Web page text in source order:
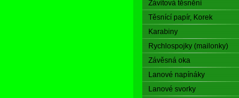
Závitová těsnění
Těsnící papír, Korek
Karabiny
Rychlospojky (mailonky)
Závěsná oka
Lanové napínáky
Lanové svorky